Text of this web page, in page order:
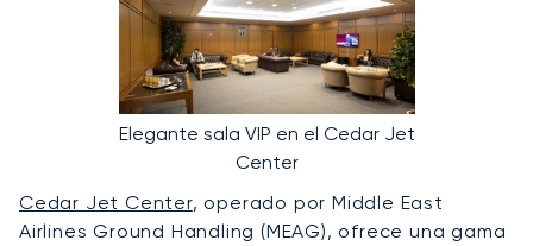
Elegante sala VIP en el Cedar Jet
Center
Cedar Jet Center, operado por Middle East
Airlines Ground Handling (MEAG), ofrece una gama